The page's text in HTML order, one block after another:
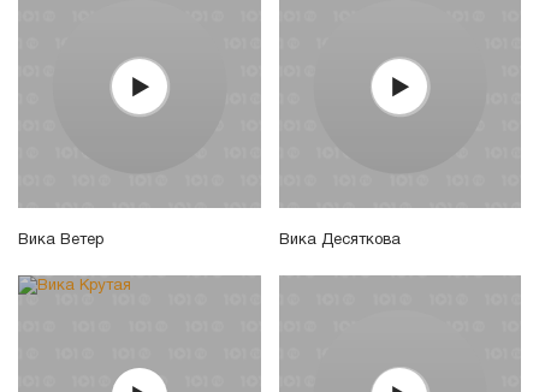
Вика Ветер Вика Десяткова